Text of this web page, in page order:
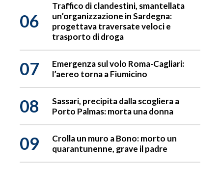
06
Traffico di clandestini, smantellata
un’organizzazione in Sardegna:
progettava traversate veloci e
trasporto di droga
07
Emergenza sul volo Roma-Cagliari:
l’aereo torna a Fiumicino
08
Sassari, precipita dalla scogliera a
Porto Palmas: morta una donna
09
Crolla un muro a Bono: morto un
quarantunenne, grave il padre